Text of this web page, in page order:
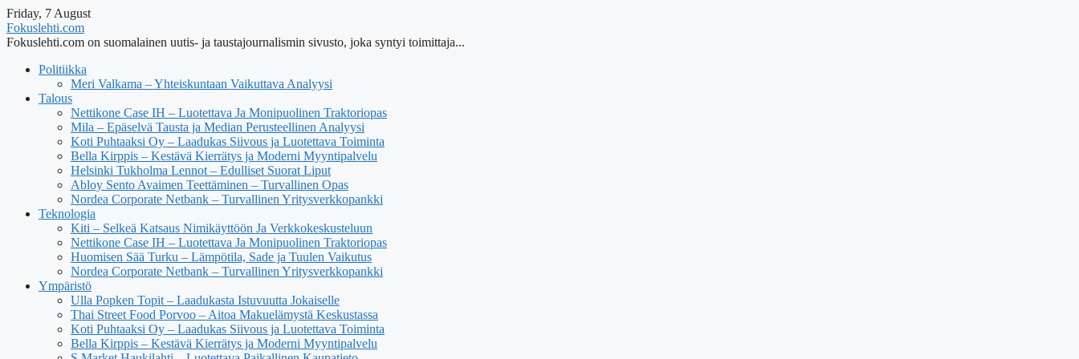
Friday, 7 August
Fokuslehti.com
Fokuslehti.com on suomalainen uutis- ja taustajournalismin sivusto, joka syntyi toimittaja...
Politiikka
Meri Valkama – Yhteiskuntaan Vaikuttava Analyysi
Talous
Nettikone Case IH – Luotettava Ja Monipuolinen Traktoriopas
Mila – Epäselvä Tausta ja Median Perusteellinen Analyysi
Koti Puhtaaksi Oy – Laadukas Siivous ja Luotettava Toiminta
Bella Kirppis – Kestävä Kierrätys ja Moderni Myyntipalvelu
Helsinki Tukholma Lennot – Edulliset Suorat Liput
Abloy Sento Avaimen Teettäminen – Turvallinen Opas
Nordea Corporate Netbank – Turvallinen Yritysverkkopankki
Teknologia
Kiti – Selkeä Katsaus Nimikäyttöön Ja Verkkokeskusteluun
Nettikone Case IH – Luotettava Ja Monipuolinen Traktoriopas
Huomisen Sää Turku – Lämpötila, Sade ja Tuulen Vaikutus
Nordea Corporate Netbank – Turvallinen Yritysverkkopankki
Ympäristö
Ulla Popken Topit – Laadukasta Istuvuutta Jokaiselle
Thai Street Food Porvoo – Aitoa Makuelämystä Keskustassa
Koti Puhtaaksi Oy – Laadukas Siivous ja Luotettava Toiminta
Bella Kirppis – Kestävä Kierrätys ja Moderni Myyntipalvelu